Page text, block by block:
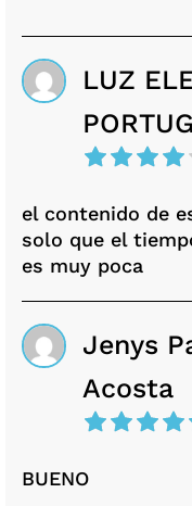
LUZ
el contenido de
solo que el
es muy poca
Jenys
Acosta
BUENO